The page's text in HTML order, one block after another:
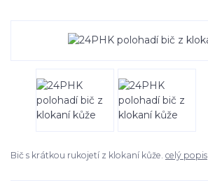
Bič s krátkou rukojetí z klokaní kůže. celý popis